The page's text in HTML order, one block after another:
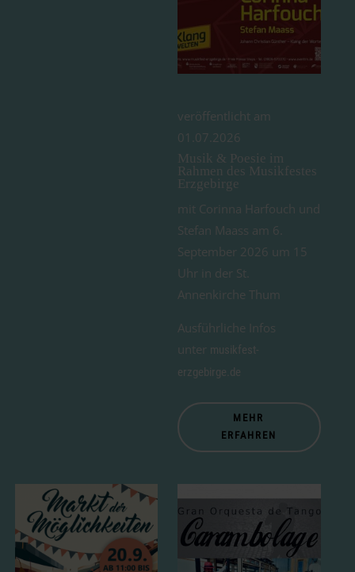
veröffentlicht am
01.07.2026
Musik & Poesie im
Rahmen des Musikfestes
Erzgebirge
mit Corinna Harfouch und
Stefan Maass am 6.
September 2026 um 15
Uhr in der St.
Annenkirche Thum
Ausführliche Infos
unter musikfest-
erzgebirge.de
MEHR
ERFAHREN